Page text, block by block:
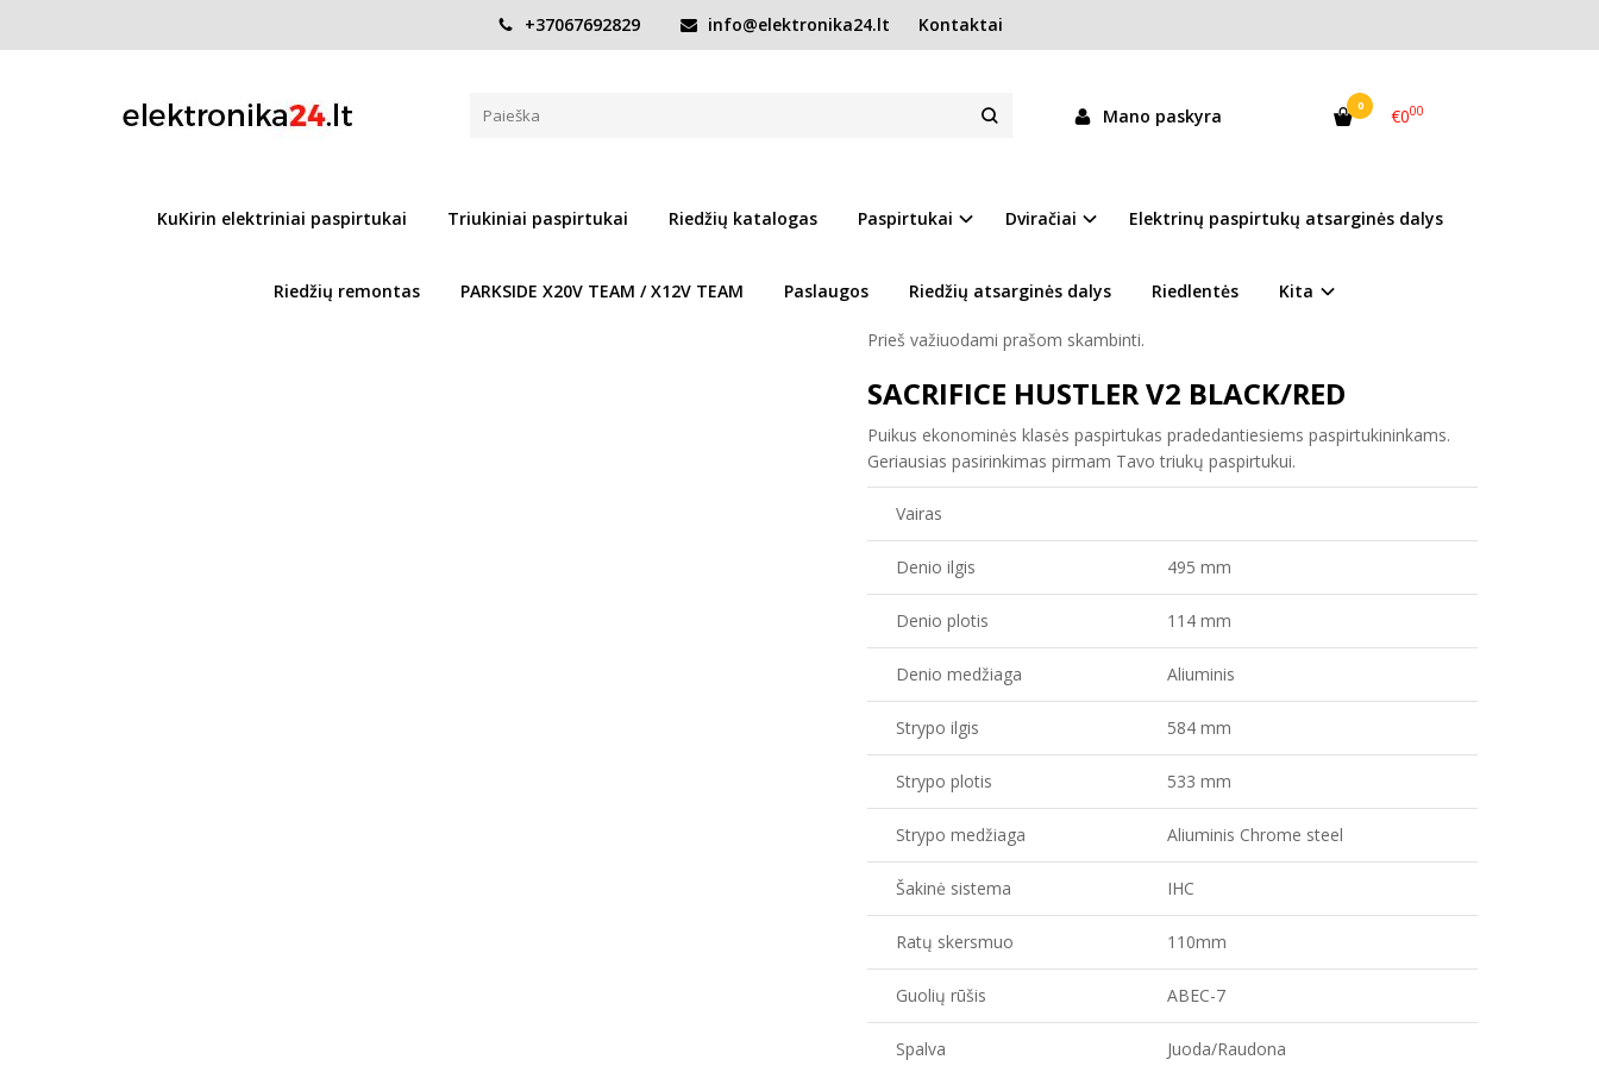
+37067692829 info@elektronika24.lt Kontaktai
Mano paskyra 0 €000
KuKirin elektriniai paspirtukai Triukiniai paspirtukai Riedžių katalogas Paspirtukai Dviračiai Elektrinų paspirtukų atsarginės dalys
Riedžių remontas PARKSIDE X20V TEAM / X12V TEAM Paslaugos Riedžių atsarginės dalys Riedlentės Kita
Pagrindinis Paspirtukai Vaikams Triukinis Paspirtukas Sacrifice Hustler V2 Black/Red
TRIUKINIS PASPIRTUKAS SACRIFICE HUSTLER V2 BLACK/RED
Turimas kiekis:
Prekė sandėlyje
Prieš važiuodami prašom skambinti.
SACRIFICE HUSTLER V2 BLACK/RED
Puikus ekonominės klasės paspirtukas pradedantiesiems paspirtukininkams.
Geriausias pasirinkimas pirmam Tavo triukų paspirtukui.
Vairas
Denio ilgis 495 mm
Denio plotis 114 mm
Denio medžiaga Aliuminis
Strypo ilgis 584 mm
Strypo plotis 533 mm
Strypo medžiaga Aliuminis Chrome steel
Šakinė sistema IHC
Ratų skersmuo 110mm
Guolių rūšis ABEC-7
Spalva Juoda/Raudona